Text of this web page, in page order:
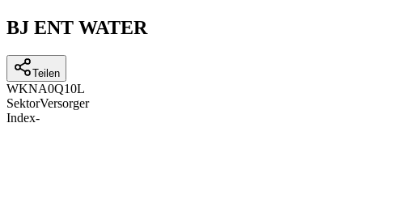
BJ ENT WATER
Teilen
WKNA0Q10L
SektorVersorger
Index-